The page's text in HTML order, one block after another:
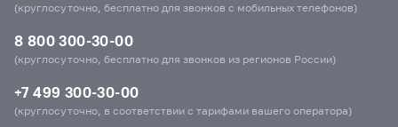
(круглосуточно, бесплатно для звонков с мобильных телефонов)
8 800 300-30-00
(круглосуточно, бесплатно для звонков из регионов России)
+7 499 300-30-00
(круглосуточно, в соответствии с тарифами вашего оператора)